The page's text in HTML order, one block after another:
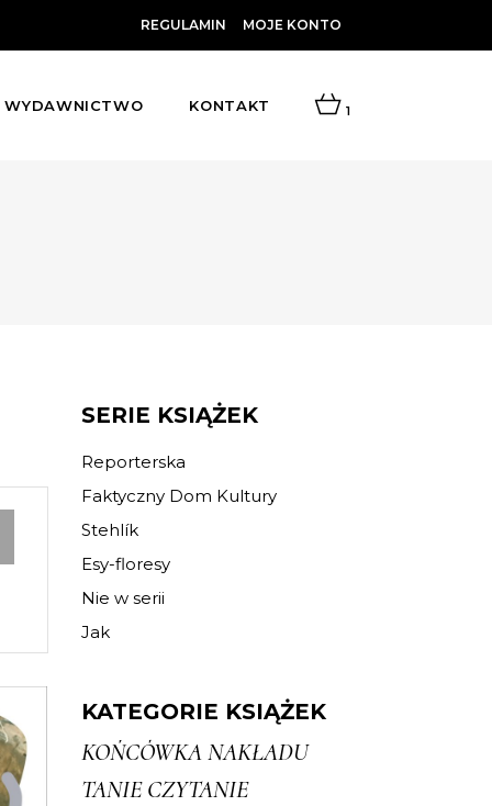
REGULAMIN MOJE KONTO
WYDAWNICTWO KONTAKT 1
SERIE KSIĄŻEK
Reporterska
Faktyczny Dom Kultury
Stehlík
Esy-floresy
Nie w serii
Jak
KATEGORIE KSIĄŻEK
KOŃCÓWKA NAKŁADU
TANIE CZYTANIE